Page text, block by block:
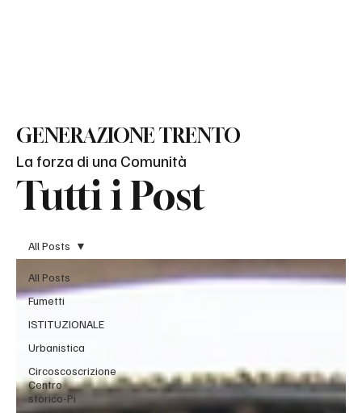
Tutti i Post
GENERAZIONE TRENTO
La forza di una Comunità
All Posts
Fumetti
ISTITUZIONALE
Urbanistica
Circoscoscrizione
Centro
storico-Pi
All Posts